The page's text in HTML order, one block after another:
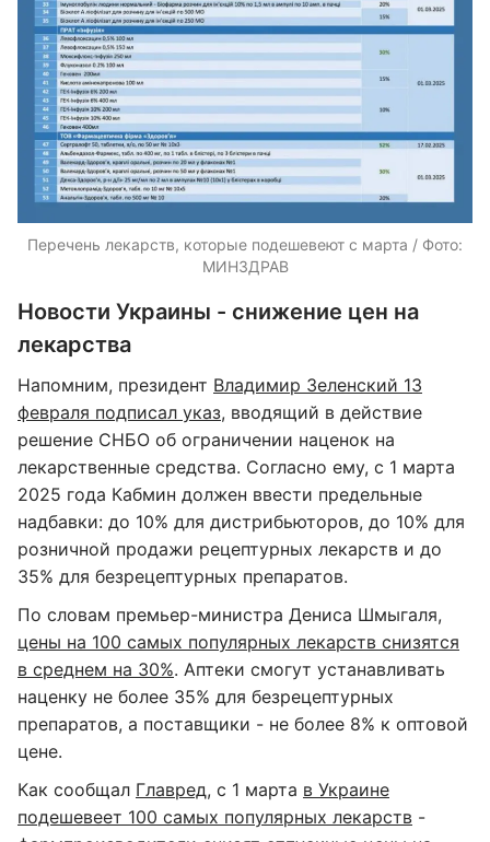
Перечень лекарств, которые подешевеют с марта / Фото:
МИНЗДРАВ
Новости Украины - снижение цен на
лекарства
Напомним, президент Владимир Зеленский 13
февраля подписал указ, вводящий в действие
решение СНБО об ограничении наценок на
лекарственные средства. Согласно ему, с 1 марта
2025 года Кабмин должен ввести предельные
надбавки: до 10% для дистрибьюторов, до 10% для
розничной продажи рецептурных лекарств и до
35% для безрецептурных препаратов.
По словам премьер-министра Дениса Шмыгаля,
цены на 100 самых популярных лекарств снизятся
в среднем на 30%. Аптеки смогут устанавливать
наценку не более 35% для безрецептурных
препаратов, а поставщики - не более 8% к оптовой
цене.
Как сообщал Главред, с 1 марта в Украине
подешевеет 100 самых популярных лекарств -